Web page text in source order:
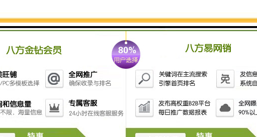
关又称“阻旋开关”、“阻旋式料位开关”等，主要用于物料（如粉状、颗粒状或块